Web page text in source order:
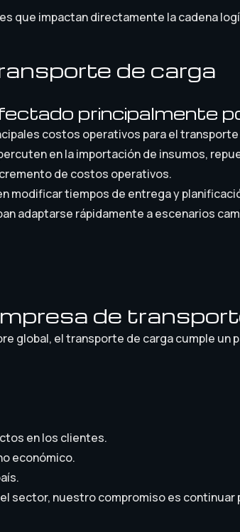
que impactan directamente la cadena
de carga
principalmente
costos operativos para el
en la importación de insumos,
de costos operativos.
modificar tiempos de entrega y
adaptarse rápidamente a escenarios
de
global, el transporte de carga cumple
en los clientes.
económico.
sector, nuestro compromiso es